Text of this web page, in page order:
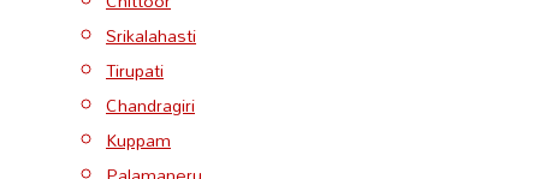
Srikalahasti
Tirupati
Chandragiri
Kuppam